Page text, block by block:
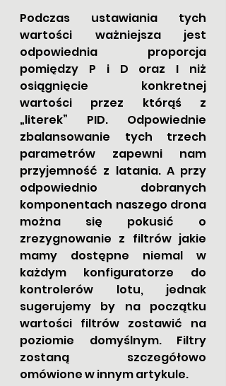
Podczas ustawiania tych
wartości ważniejsza jest
odpowiednia proporcja
pomiędzy P i D oraz I niż
osiągnięcie konkretnej
wartości przez którąś z
„literek” PID. Odpowiednie
zbalansowanie tych trzech
parametrów zapewni nam
przyjemność z latania. A przy
odpowiednio dobranych
komponentach naszego drona
można się pokusić o
zrezygnowanie z filtrów jakie
mamy dostępne niemal w
każdym konfiguratorze do
kontrolerów lotu, jednak
sugerujemy by na początku
wartości filtrów zostawić na
poziomie domyślnym. Filtry
zostaną szczegółowo
omówione w innym artykule.